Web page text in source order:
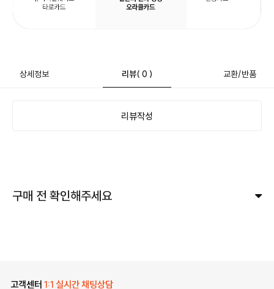
상세정보 리뷰( 0 ) 교환/반품
리뷰작성
구매 전 확인해주세요
고객센터 1:1 실시간 채팅상담